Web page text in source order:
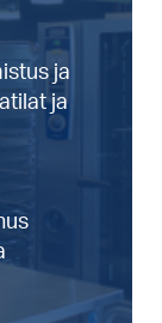
ja
ja